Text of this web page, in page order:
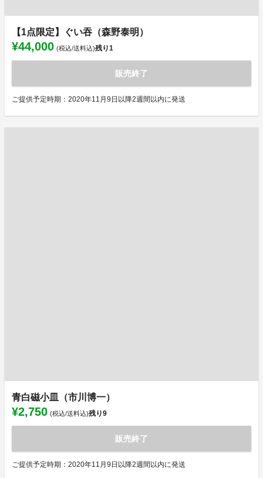
【1点限定】ぐい吞（森野泰明）
¥44,000 (税込/送料込)残り1
販売終了
ご提供予定時期：2020年11月9日以降2週間以内に発送
青白磁小皿（市川博一）
¥2,750 (税込/送料込)残り9
販売終了
ご提供予定時期：2020年11月9日以降2週間以内に発送